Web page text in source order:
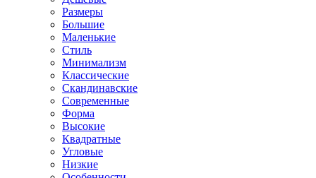
Размеры
Большие
Маленькие
Стиль
Минимализм
Классические
Скандинавские
Современные
Форма
Высокие
Квадратные
Угловые
Низкие